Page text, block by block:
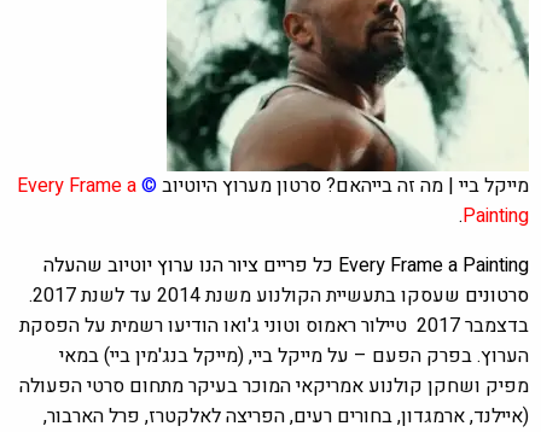
מייקל ביי | מה זה בייהאם? סרטון מערוץ היוטיוב©
Every Frame a
Painting
.
Every Frame a Painting כל פריים ציור הנו ערוץ יוטיוב שהעלה
סרטונים ש
עסקו בתעשיית הקולנוע משנת 2014 עד לשנת 2017.
בדצמבר 2017 טיילור ראמוס וטוני ג'ואו הודיעו רשמית על הפסקת
הערוץ. בפרק הפעם – על מייקל ביי, (מייקל בנג'מין ביי) במאי
מפיק ושחקן קולנוע אמריקאי המוכר בעיקר מתחום סרטי הפעולה
(איילנד, ארמגדון, בחורים רעים, הפריצה לאלקטרז, פרל הארבור,